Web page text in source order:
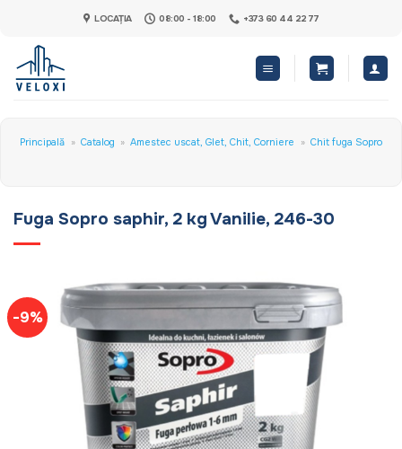
content
LOCAȚIA 08:00 - 18:00 +373 60 44 22 77
Principală » Catalog » Amestec uscat, Glet, Chit, Corniere » Chit fuga Sopro
Fuga Sopro saphir, 2 kg Vanilie, 246-30
-9%